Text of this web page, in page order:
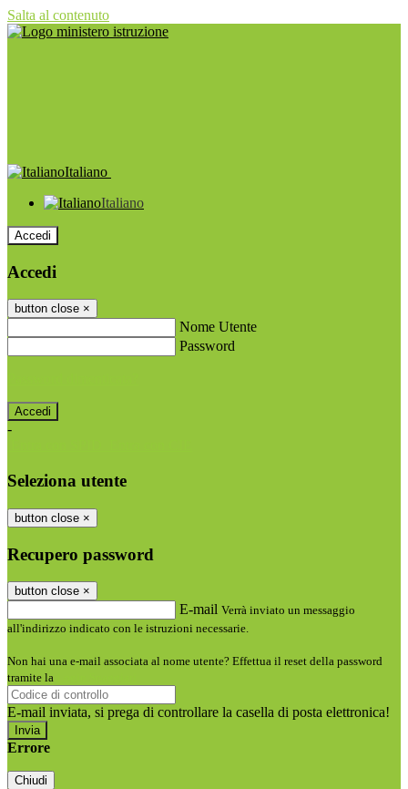
Salta al contenuto
Italiano
Italiano
Accedi
Accedi
button close ×
Nome Utente
Password
-
Seleziona utente
button close ×
Recupero password
button close ×
E-mail Verrà inviato un messaggio
all'indirizzo indicato con le istruzioni necessarie.
Non hai una e-mail associata al nome utente? Effettua il reset della password
tramite la
E-mail inviata, si prega di controllare la casella di posta elettronica!
Errore
Chiudi